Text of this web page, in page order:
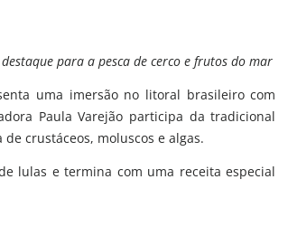
para a pesca de cerco e frutos do mar
uma imersão no litoral brasileiro com
Paula Varejão participa da tradicional
crustáceos, moluscos e algas.
lulas e termina com uma receita especial